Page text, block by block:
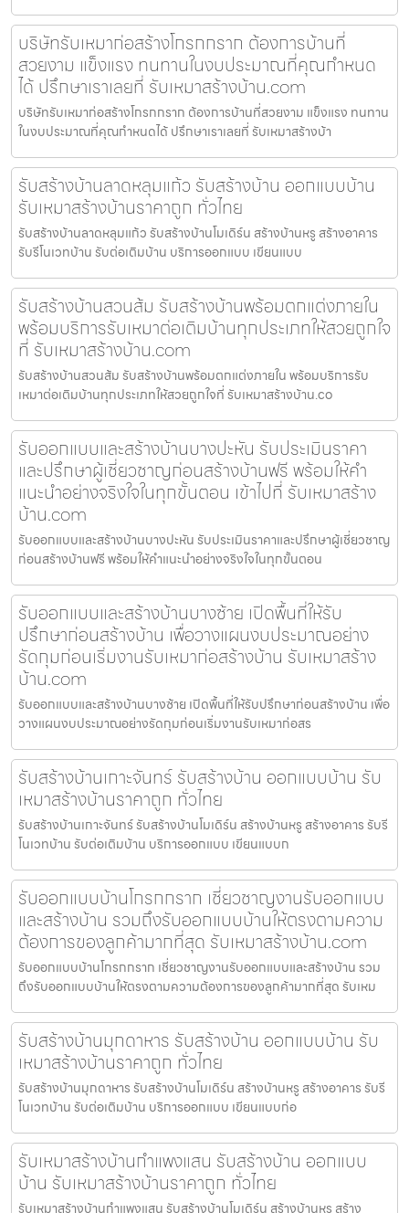
บริษัทรับเหมาก่อสร้างโกรกกราก ต้องการบ้านที่
สวยงาม แข็งแรง ทนทานในงบประมาณที่คุณกำหนด
ได้ ปรึกษาเราเลยที่ รับเหมาสร้างบ้าน.com
บริษัทรับเหมาก่อสร้างโกรกกราก ต้องการบ้านที่สวยงาม แข็งแรง ทนทาน
ในงบประมาณที่คุณกำหนดได้ ปรึกษาเราเลยที่ รับเหมาสร้างบ้า
รับสร้างบ้านลาดหลุมแก้ว รับสร้างบ้าน ออกแบบบ้าน
รับเหมาสร้างบ้านราคาถูก ทั่วไทย
รับสร้างบ้านลาดหลุมแก้ว รับสร้างบ้านโมเดิร์น สร้างบ้านหรู สร้างอาคาร
รับรีโนเวทบ้าน รับต่อเติมบ้าน บริการออกแบบ เขียนแบบ
รับสร้างบ้านสวนส้ม รับสร้างบ้านพร้อมตกแต่งภายใน
พร้อมบริการรับเหมาต่อเติมบ้านทุกประเภทให้สวยถูกใจ
ที่ รับเหมาสร้างบ้าน.com
รับสร้างบ้านสวนส้ม รับสร้างบ้านพร้อมตกแต่งภายใน พร้อมบริการรับ
เหมาต่อเติมบ้านทุกประเภทให้สวยถูกใจที่ รับเหมาสร้างบ้าน.co
รับออกแบบและสร้างบ้านบางปะหัน รับประเมินราคา
และปรึกษาผู้เชี่ยวชาญก่อนสร้างบ้านฟรี พร้อมให้คำ
แนะนำอย่างจริงใจในทุกขั้นตอน เข้าไปที่ รับเหมาสร้าง
บ้าน.com
รับออกแบบและสร้างบ้านบางปะหัน รับประเมินราคาและปรึกษาผู้เชี่ยวชาญ
ก่อนสร้างบ้านฟรี พร้อมให้คำแนะนำอย่างจริงใจในทุกขั้นตอน
รับออกแบบและสร้างบ้านบางซ้าย เปิดพื้นที่ให้รับ
ปรึกษาก่อนสร้างบ้าน เพื่อวางแผนงบประมาณอย่าง
รัดกุมก่อนเริ่มงานรับเหมาก่อสร้างบ้าน รับเหมาสร้าง
บ้าน.com
รับออกแบบและสร้างบ้านบางซ้าย เปิดพื้นที่ให้รับปรึกษาก่อนสร้างบ้าน เพื่อ
วางแผนงบประมาณอย่างรัดกุมก่อนเริ่มงานรับเหมาก่อสร
รับสร้างบ้านเกาะจันทร์ รับสร้างบ้าน ออกแบบบ้าน รับ
เหมาสร้างบ้านราคาถูก ทั่วไทย
รับสร้างบ้านเกาะจันทร์ รับสร้างบ้านโมเดิร์น สร้างบ้านหรู สร้างอาคาร รับรี
โนเวทบ้าน รับต่อเติมบ้าน บริการออกแบบ เขียนแบบก
รับออกแบบบ้านโกรกกราก เชี่ยวชาญงานรับออกแบบ
และสร้างบ้าน รวมถึงรับออกแบบบ้านให้ตรงตามความ
ต้องการของลูกค้ามากที่สุด รับเหมาสร้างบ้าน.com
รับออกแบบบ้านโกรกกราก เชี่ยวชาญงานรับออกแบบและสร้างบ้าน รวม
ถึงรับออกแบบบ้านให้ตรงตามความต้องการของลูกค้ามากที่สุด รับเหม
รับสร้างบ้านมุกดาหาร รับสร้างบ้าน ออกแบบบ้าน รับ
เหมาสร้างบ้านราคาถูก ทั่วไทย
รับสร้างบ้านมุกดาหาร รับสร้างบ้านโมเดิร์น สร้างบ้านหรู สร้างอาคาร รับรี
โนเวทบ้าน รับต่อเติมบ้าน บริการออกแบบ เขียนแบบก่อ
รับเหมาสร้างบ้านกำแพงแสน รับสร้างบ้าน ออกแบบ
บ้าน รับเหมาสร้างบ้านราคาถูก ทั่วไทย
รับเหมาสร้างบ้านกำแพงแสน รับสร้างบ้านโมเดิร์น สร้างบ้านหรู สร้าง